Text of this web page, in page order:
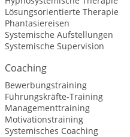
Lösungsorientierte Therapie
Phantasiereisen
Systemische Aufstellungen
Systemische Supervision
Coaching
Bewerbungstraining
Führungskräfte-Training
Managementtraining
Motivationstraining
Systemisches Coaching